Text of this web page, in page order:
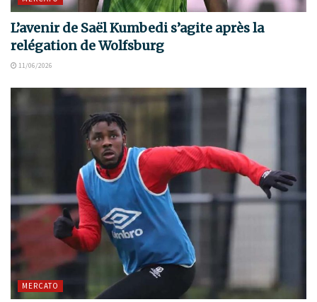
L’avenir de Saël Kumbedi s’agite après la
relégation de Wolfsburg
11/06/2026
MERCATO